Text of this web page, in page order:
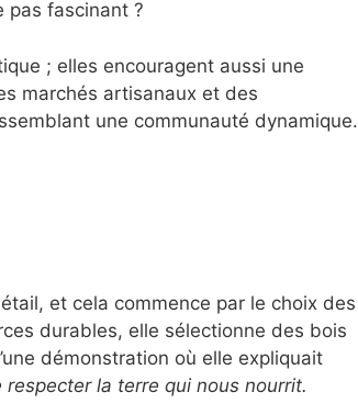
pas fascinant ?
; elles encouragent aussi une
marchés artisanaux et des
une communauté dynamique.
et cela commence par le choix des
durables, elle sélectionne des bois
démonstration où elle expliquait
respecter la terre qui nous nourrit.